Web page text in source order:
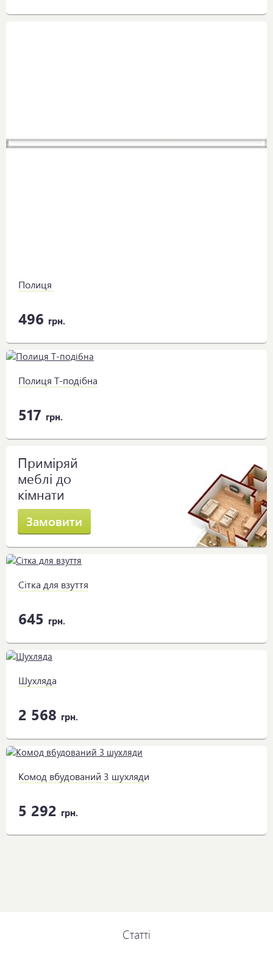
496 грн.
Полиця Т-подібна
517 грн.
Приміряй
меблі до
кімнати
Замовити
Сітка для взуття
645 грн.
Шухляда
2 568 грн.
Комод вбудований 3 шухляди
5 292 грн.
Статті